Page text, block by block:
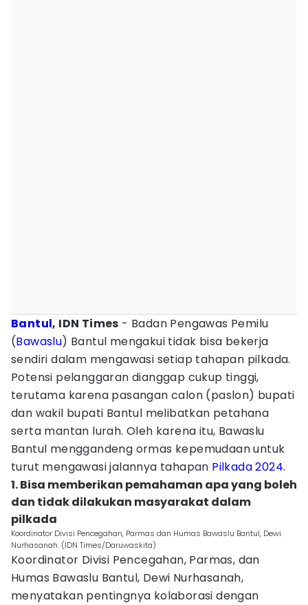
Bantul, IDN Times - Badan Pengawas Pemilu
(Bawaslu) Bantul mengakui tidak bisa bekerja
sendiri dalam mengawasi setiap tahapan pilkada.
Potensi pelanggaran dianggap cukup tinggi,
terutama karena pasangan calon (paslon) bupati
dan wakil bupati Bantul melibatkan petahana
serta mantan lurah. Oleh karena itu, Bawaslu
Bantul menggandeng ormas kepemudaan untuk
turut mengawasi jalannya tahapan Pilkada 2024.
1. Bisa memberikan pemahaman apa yang boleh
dan tidak dilakukan masyarakat dalam
pilkada
Koordinator Divisi Pencegahan, Parmas dan Humas Bawaslu Bantul, Dewi
Nurhasanah. (IDN Times/Daruwaskita)
Koordinator Divisi Pencegahan, Parmas, dan
Humas Bawaslu Bantul, Dewi Nurhasanah,
menyatakan pentingnya kolaborasi dengan